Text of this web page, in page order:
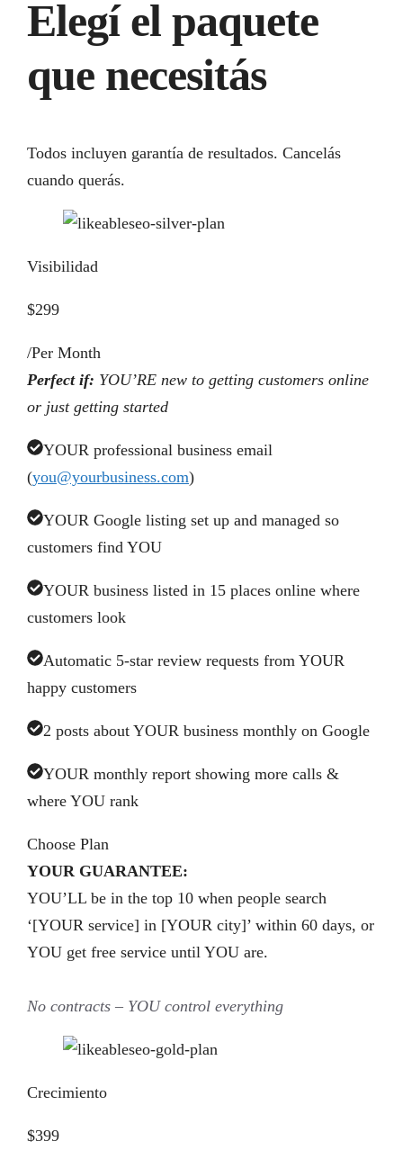
Elegí el paquete
que necesitás
Todos incluyen garantía de resultados. Cancelás
cuando querás.
Visibilidad
$299
/Per Month
Perfect if: YOU’RE new to getting customers online
or just getting started
YOUR professional business email
(you@yourbusiness.com)
YOUR Google listing set up and managed so
customers find YOU
YOUR business listed in 15 places online where
customers look
Automatic 5-star review requests from YOUR
happy customers
2 posts about YOUR business monthly on Google
YOUR monthly report showing more calls &
where YOU rank
Choose Plan
YOUR GUARANTEE:
YOU’LL be in the top 10 when people search
‘[YOUR service] in [YOUR city]’ within 60 days, or
YOU get free service until YOU are.
No contracts – YOU control everything
Crecimiento
$399